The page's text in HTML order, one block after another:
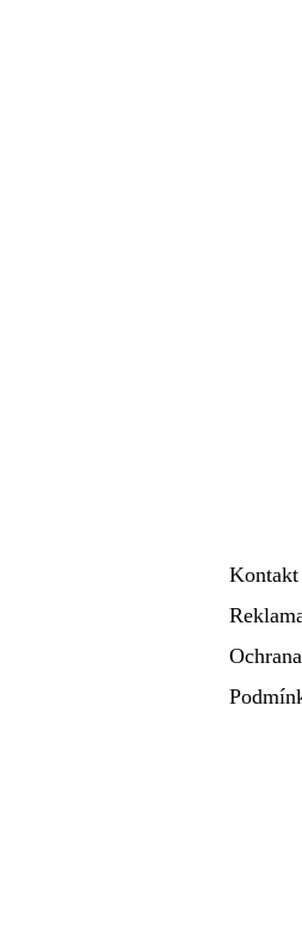
Kontakt